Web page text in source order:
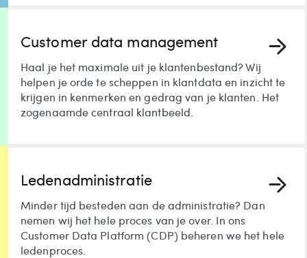
Customer data management
Haal je het maximale uit je klantenbestand? Wij
helpen je orde te scheppen in klantdata en inzicht te
krijgen in kenmerken en gedrag van je klanten. Het
zogenaamde centraal klantbeeld.
Ledenadministratie
Minder tijd besteden aan de administratie? Dan
nemen wij het hele proces van je over. In ons
Customer Data Platform (CDP) beheren we het hele
ledenproces.